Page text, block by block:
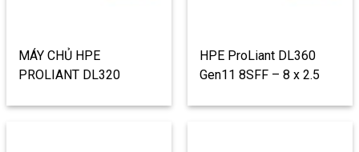
MÁY CHỦ HPE
PROLIANT DL320
HPE ProLiant DL360
Gen11 8SFF – 8 x 2.5